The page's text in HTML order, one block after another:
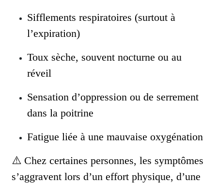
Sifflements respiratoires (surtout à
l’expiration)
Toux sèche, souvent nocturne ou au
réveil
Sensation d’oppression ou de serrement
dans la poitrine
Fatigue liée à une mauvaise oxygénation
⚠️ Chez certaines personnes, les symptômes
s’aggravent lors d’un effort physique, d’une